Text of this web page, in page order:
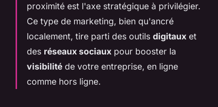
proximité est l'axe stratégique à privilégier.
Ce type de marketing, bien qu'ancré
localement, tire parti des outils digitaux et
des réseaux sociaux pour booster la
visibilité de votre entreprise, en ligne
comme hors ligne.